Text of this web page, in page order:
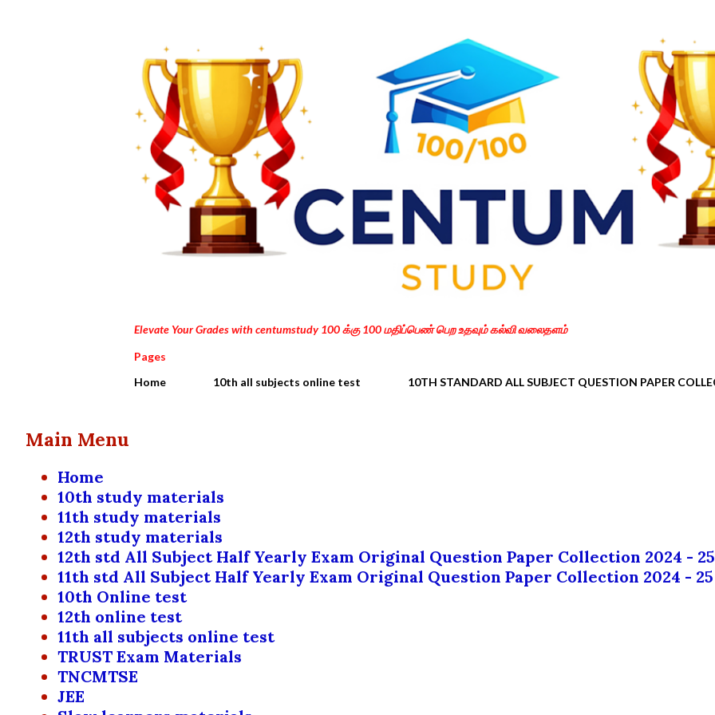
Elevate Your Grades with centumstudy 100 க்கு 100 மதிப்பெண் பெற உதவும் கல்வி வலைதளம்
Pages
Home
10th all subjects online test 10TH STANDARD ALL SUBJECT QUESTION PAPER
Main Menu
Home
10th study materials
11th study materials
12th study materials
12th std All Subject Half Yearly Exam Original Question Paper Collection 2024 - 25
11th std All Subject Half Yearly Exam Original Question Paper Collection 2024 - 25
10th Online test
12th online test
11th all subjects online test
TRUST Exam Materials
TNCMTSE
JEE